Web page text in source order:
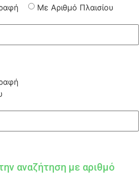
Με Αριθμό Πλαισίου
αναζήτηση με αριθμό